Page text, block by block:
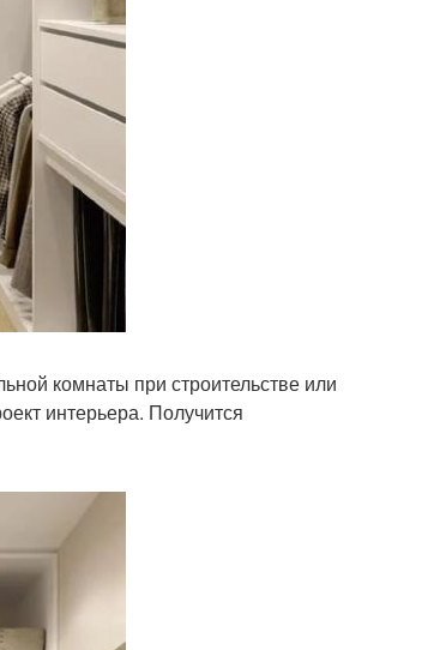
комнаты при строительстве или
интерьера. Получится